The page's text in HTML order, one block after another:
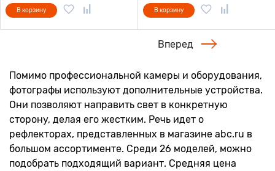
В корзину В корзину
Вперед
Помимо профессиональной камеры и оборудования,
фотографы используют дополнительные устройства.
Они позволяют направить свет в конкретную
сторону, делая его жестким. Речь идет о
рефлекторах, представленных в магазине abc.ru в
большом ассортименте. Среди 26 моделей, можно
подобрать подходящий вариант. Средняя цена